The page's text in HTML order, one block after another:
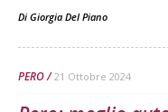
Di Giorgia Del Piano
PERO 21 Ottobre 2024